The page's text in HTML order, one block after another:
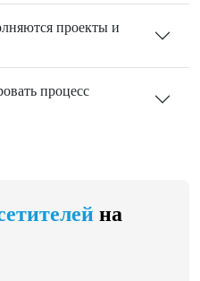
проекты и
процесс
на